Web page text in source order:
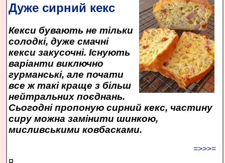
Дуже сирний кекс
Кекси бувають не тільки
солодкі, дуже смачні
кекси закусочні. Існують
варіанти виключно
гурманські, але почати
все ж такі краще з більш
нейтральних поєднань.
Сьогодні пропоную сирний кекс, частину
сиру можна замінити шинкою,
мисливськими ковбасками.
=>>>=
¤